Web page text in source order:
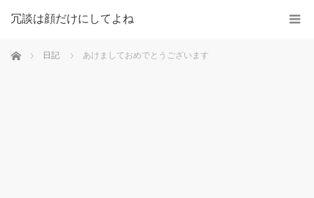
冗談は顔だけにしてよね
ホーム 日記 あけましておめでとうございます